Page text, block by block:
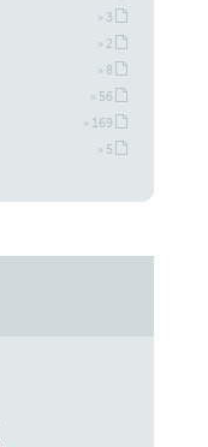
» 3
» 2
» 8
» 56
» 169
» 5